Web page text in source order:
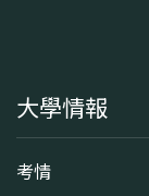
大學情報
考情